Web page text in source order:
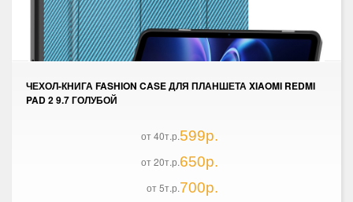
ЧЕХОЛ-КНИГА FASHION CASE ДЛЯ ПЛАНШЕТА XIAOMI REDMI
PAD 2 9.7 ГОЛУБОЙ
от 40т.р.599р.
от 20т.р.650р.
от 5т.р.700р.